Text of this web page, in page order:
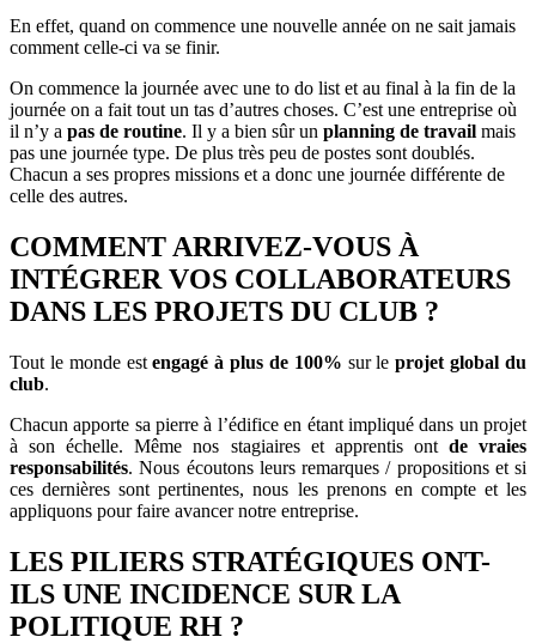
En effet, quand on commence une nouvelle année on ne sait jamais
comment celle-ci va se finir.
On commence la journée avec une to do list et au final à la fin de la
journée on a fait tout un tas d’autres choses. C’est une entreprise où
il n’y a pas de routine. Il y a bien sûr un planning de travail mais
pas une journée type. De plus très peu de postes sont doublés.
Chacun a ses propres missions et a donc une journée différente de
celle des autres.
COMMENT ARRIVEZ-VOUS À
INTÉGRER VOS COLLABORATEURS
DANS LES PROJETS DU CLUB ?
Tout le monde estengagé à plus de 100% sur le projet global du
club.
Chacun apporte sa pierre à l’édifice en étant impliqué dans un projet
à son échelle. Même nos stagiaires et apprentis ont de vraies
responsabilités. Nous écoutons leurs remarques / propositions et si
ces dernières sont pertinentes, nous les prenons en compte et les
appliquons pour faire avancer notre entreprise.
LES PILIERS STRATÉGIQUES ONT-
ILS UNE INCIDENCE SUR LA
POLITIQUE RH ?